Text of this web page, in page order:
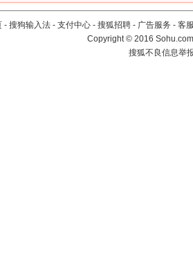
- 搜狗输入法 - 支付中心 - 搜狐招聘 - 广告服务 - 客
Copyright©2016
搜狐不良信息举